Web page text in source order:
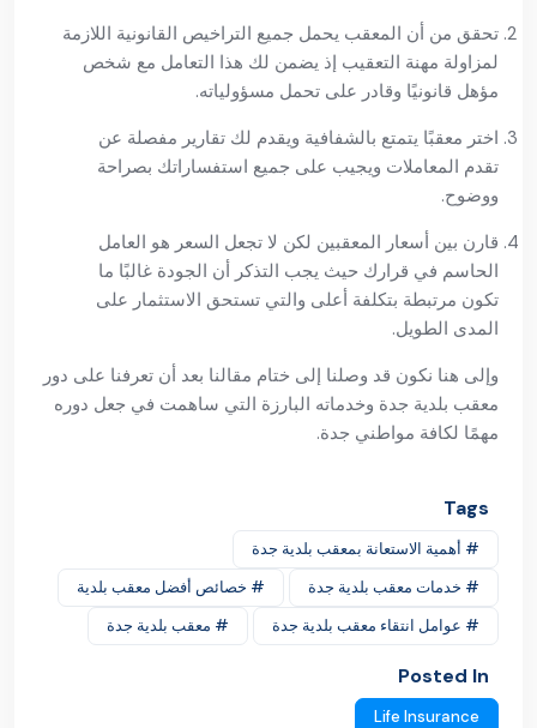
تحقق من أن المعقب يحمل جميع التراخيص القانونية اللازمة
لمزاولة مهنة التعقيب إذ يضمن لك هذا التعامل مع شخص
مؤهل قانونيًا وقادر على تحمل مسؤولياته.
اختر معقبًا يتمتع بالشفافية ويقدم لك تقارير مفصلة عن
تقدم المعاملات ويجيب على جميع استفساراتك بصراحة
ووضوح.
قارن بين أسعار المعقبين لكن لا تجعل السعر هو العامل
الحاسم في قرارك حيث يجب التذكر أن الجودة غالبًا ما
تكون مرتبطة بتكلفة أعلى والتي تستحق الاستثمار على
المدى الطويل.
وإلى هنا نكون قد وصلنا إلى ختام مقالنا بعد أن تعرفنا على دور
معقب بلدية جدة وخدماته البارزة التي ساهمت في جعل دوره
مهمًا لكافة مواطني جدة.
Tags
# أهمية الاستعانة بمعقب بلدية جدة
# خدمات معقب بلدية جدة
# خصائص أفضل معقب بلدية
# عوامل انتقاء معقب بلدية جدة
# معقب بلدية جدة
Posted In
Life Insurance